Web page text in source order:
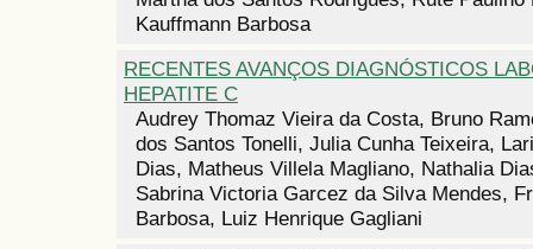
Kauffmann Barbosa
RECENTES AVANÇOS DIAGNÓSTICOS
HEPATITE C
Audrey Thomaz Vieira da Costa, Bruno
dos Santos Tonelli, Julia Cunha Teixeira,
Dias, Matheus Villela Magliano, Nathalia
Sabrina Victoria Garcez da Silva Mendes,
Barbosa, Luiz Henrique Gagliani